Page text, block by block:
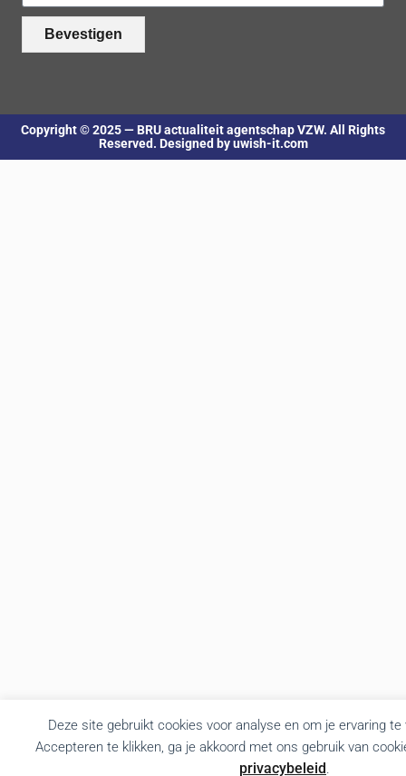
Deze site gebruikt cookies voor analyse en om je ervaring
Accepteren te klikken, ga je akkoord met ons gebruik van
privacybeleid.
Bevestigen
Copyright © 2025 — BRU actualiteit agentschap VZW. All Rights
Reserved. Designed by uwish-it.com